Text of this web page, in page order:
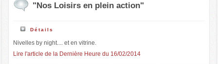
"Nos Loisirs en plein action"
Détails
Nivelles by night.... et en vitrine.
Lire l'article de la Dernière Heure du 16/02/2014